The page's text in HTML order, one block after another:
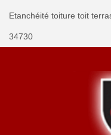
Etanchéité toiture toit
34730